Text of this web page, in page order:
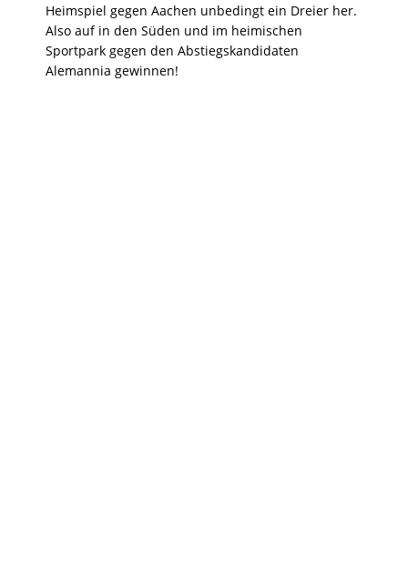
Heimspiel gegen Aachen unbedingt ein Dreier her.
Also auf in den Süden und im heimischen
Sportpark gegen den Abstiegskandidaten
Alemannia gewinnen!